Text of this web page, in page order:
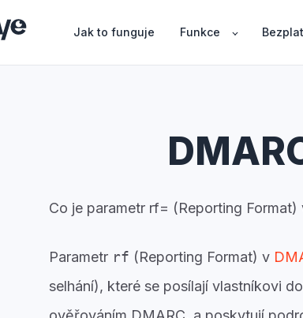
Jak to funguje Funkce
Co je parametr rf= (Reporting Format)
Parametr rf (Reporting Format) v
selhání), které se posílají vlastníkovi